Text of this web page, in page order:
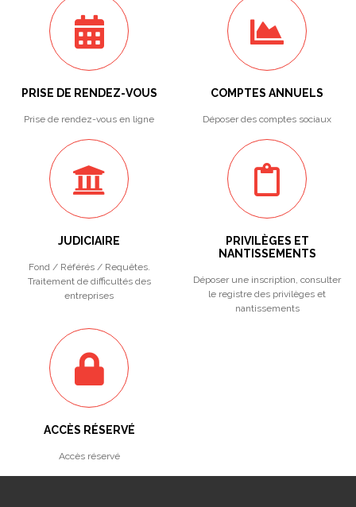
PRISE DE RENDEZ-VOUS
Prise de rendez-vous en ligne
COMPTES ANNUELS
Déposer des comptes sociaux
JUDICIAIRE
Fond / Référés / Requêtes.
Traitement de difficultés des
entreprises
PRIVILÈGES ET
NANTISSEMENTS
Déposer une inscription, consulter
le registre des privilèges et
nantissements
ACCÈS RÉSERVÉ
Accès réservé